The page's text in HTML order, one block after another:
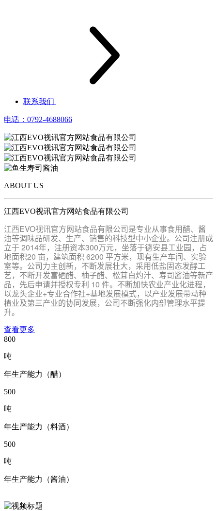
联系我们
电话：0792-4688066
ABOUT US
江西EVO视讯官方网站食品有限公司
江西EVO视讯官方网站食品有限公司是专业从事食用醋、酱
油等调味品研发、生产、销售的科技型中小企业。公司注册成
立于 2014年，注册资本300万元，坐落于德安县工业园，占
地面积20 亩，建筑面积 6200 平方米，现有生产车间、实验
室等。公司力主创新，不断发展壮大，采用低盐固态发酵工
艺，不断开发富硒醋、柚子醋、松茸白灼汁、寿司酱油等新产
品，先后申请并授权专利 10 件。不断加快农业产业化进程，
以龙头企业+专业合作社+基地发展模式，以产业发展带动种
植业及第三产业的协同发展，公司不断强化内部管理水平提
升。
查看更多
800
吨
年生产能力（醋）
500
吨
年生产能力（料酒）
500
吨
年生产能力（酱油）